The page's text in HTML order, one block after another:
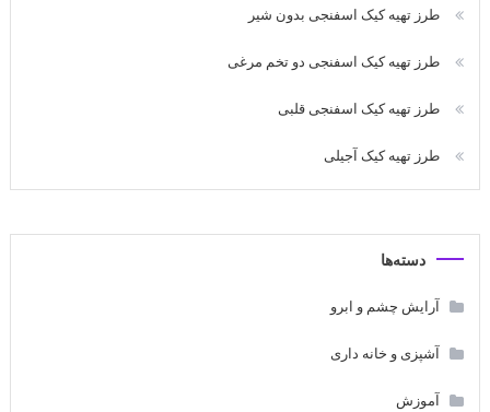
طرز تهیه کیک اسفنجی بدون شیر
طرز تهیه کیک اسفنجی دو تخم مرغی
طرز تهیه کیک اسفنجی قلبی
طرز تهیه کیک آجیلی
دسته‌ها
آرایش چشم و ابرو
آشپزی و خانه داری
آموزش